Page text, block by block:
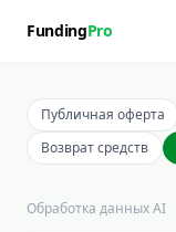
FundingPro
Публичная оферта
Возврат средств
Обработка данных AI